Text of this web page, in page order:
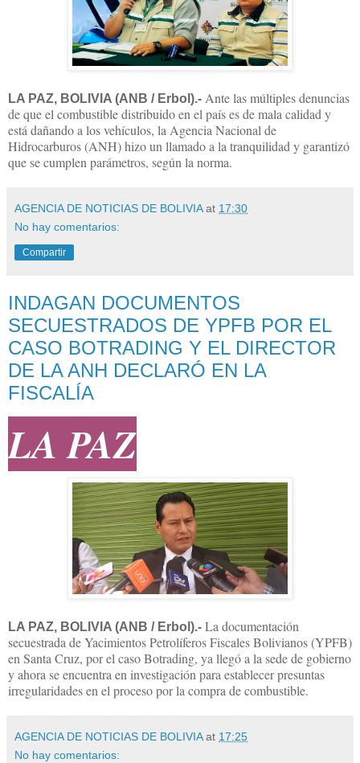
LA PAZ, BOLIVIA (ANB / Erbol).- Ante las múltiples denuncias
de que el combustible distribuido en el país es de mala calidad y
está dañando a los vehículos, la Agencia Nacional de
Hidrocarburos (ANH) hizo un llamado a la tranquilidad y garantizó
que se cumplen parámetros, según la norma.
AGENCIA DE NOTICIAS DE BOLIVIA at 17:30
No hay comentarios:
Compartir
INDAGAN DOCUMENTOS
SECUESTRADOS DE YPFB POR EL
CASO BOTRADING Y EL DIRECTOR
DE LA ANH DECLARÓ EN LA
FISCALÍA
LA PAZ
LA PAZ, BOLIVIA (ANB / Erbol).- La documentación
secuestrada de Yacimientos Petrolíferos Fiscales Bolivianos (YPFB)
en Santa Cruz, por el caso Botrading, ya llegó a la sede de gobierno
y ahora se encuentra en investigación para establecer presuntas
irregularidades en el proceso por la compra de combustible.
AGENCIA DE NOTICIAS DE BOLIVIA at 17:25
No hay comentarios: